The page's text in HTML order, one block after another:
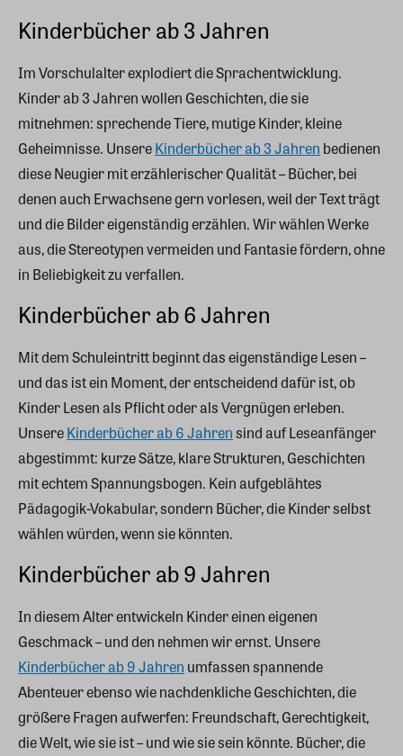
Kinderbücher ab 3 Jahren
Im Vorschulalter explodiert die Sprachentwicklung.
Kinder ab 3 Jahren wollen Geschichten, die sie
mitnehmen: sprechende Tiere, mutige Kinder, kleine
Geheimnisse. UnsereKinderbücher ab 3 Jahren bedienen
diese Neugier mit erzählerischer Qualität – Bücher, bei
denen auch Erwachsene gern vorlesen, weil der Text trägt
und die Bilder eigenständig erzählen. Wir wählen Werke
aus, die Stereotypen vermeiden und Fantasie fördern, ohne
in Beliebigkeit zu verfallen.
Kinderbücher ab 6 Jahren
Mit dem Schuleintritt beginnt das eigenständige Lesen –
und das ist ein Moment, der entscheidend dafür ist, ob
Kinder Lesen als Pflicht oder als Vergnügen erleben.
UnsereKinderbücher ab 6 Jahrensind auf Leseanfänger
abgestimmt: kurze Sätze, klare Strukturen, Geschichten
mit echtem Spannungsbogen. Kein aufgeblähtes
Pädagogik-Vokabular, sondern Bücher, die Kinder selbst
wählen würden, wenn sie könnten.
Kinderbücher ab 9 Jahren
In diesem Alter entwickeln Kinder einen eigenen
Geschmack – und den nehmen wir ernst. Unsere
Kinderbücher ab 9 Jahren umfassen spannende
Abenteuer ebenso wie nachdenkliche Geschichten, die
größere Fragen aufwerfen: Freundschaft, Gerechtigkeit,
die Welt, wie sie ist – und wie sie sein könnte. Bücher, die